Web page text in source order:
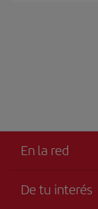
En la red
De tu interés